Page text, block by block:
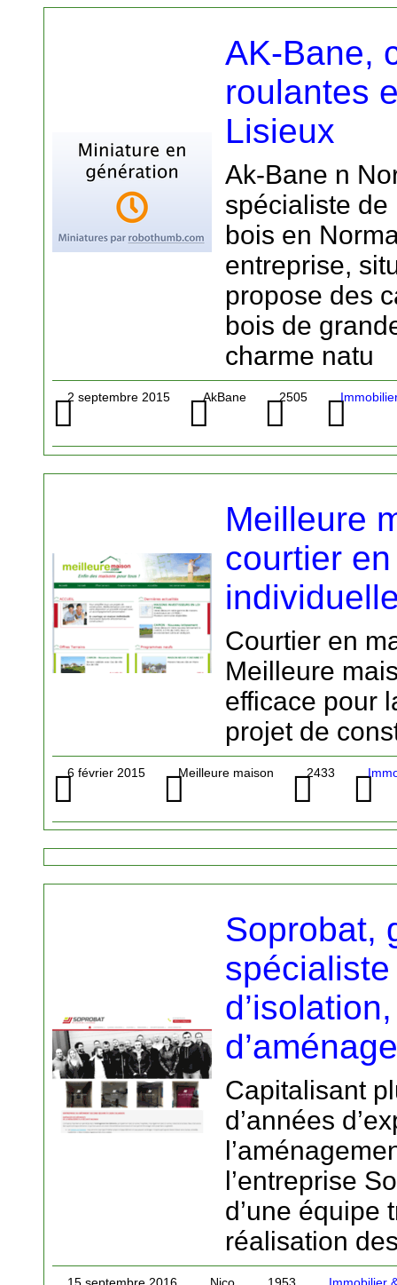
AK-Bane,
roulantes
Lisieux
Ak-Bane n
spécialiste
bois en
entreprise,
propose des
bois de
charme natu
2 septembre 2015 AkBane 2505
Meilleure
courtier
Courtier en
Meilleure
efficace pour
projet de
6 février 2015 Meilleure maison 2433
Soprobat,
Capitalisant
d’années
l’entreprise
d’une équipe
réalisation